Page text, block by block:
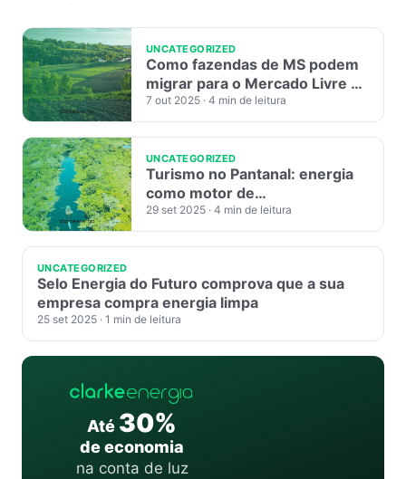
UNCATEGORIZED
Como fazendas de MS podem
migrar para o Mercado Livre de
Energia
7 out 2025 · 4 min de leitura
UNCATEGORIZED
Turismo no Pantanal: energia
como motor de
sustentabilidade
29 set 2025 · 4 min de leitura
UNCATEGORIZED
Selo Energia do Futuro comprova que a sua
empresa compra energia limpa
25 set 2025 · 1 min de leitura
Até 30%
de economia
na conta de luz